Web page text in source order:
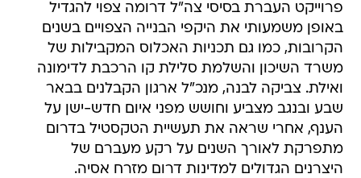
פרוייקט העברת בסיסי צה"ל דרומה צפוי להגדיל
באופן משמעותי את היקפי הבנייה הצפויים בשנים
הקרובות, כמו גם תכניות האכלוס המקבילות של
משרד השיכון והשלמת סלילת קו הרכבת לדימונה
ואילת. צביקה לבנה, מנכ"ל ארגון הקבלנים בבאר
שבע ובנגב מצביע וחושש מפני איום חדש-ישן על
הענף, אחרי שראה את תעשיית הטקסטיל בדרום
מתפרקת לאורך השנים על רקע מעברם של
היצרנים הגדולים למדינות דרום מזרח אסיה.